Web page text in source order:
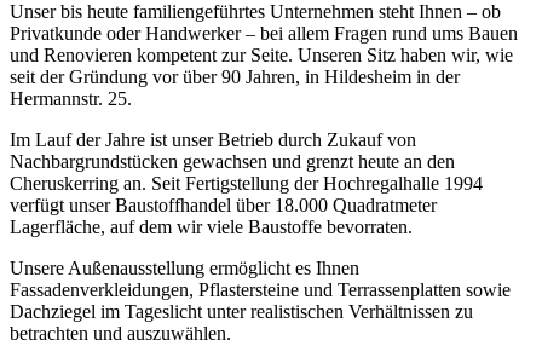
Unser bis heute familiengeführtes Unternehmen steht Ihnen – ob
Privatkunde oder Handwerker – bei allem Fragen rund ums Bauen
und Renovieren kompetent zur Seite. Unseren Sitz haben wir, wie
seit der Gründung vor über 90 Jahren, in Hildesheim in der
Hermannstr. 25.
Im Lauf der Jahre ist unser Betrieb durch Zukauf von
Nachbargrundstücken gewachsen und grenzt heute an den
Cheruskerring an. Seit Fertigstellung der Hochregalhalle 1994
verfügt unser Baustoffhandel über 18.000 Quadratmeter
Lagerfläche, auf dem wir viele Baustoffe bevorraten.
Unsere Außenausstellung ermöglicht es Ihnen
Fassadenverkleidungen, Pflastersteine und Terrassenplatten sowie
Dachziegel im Tageslicht unter realistischen Verhältnissen zu
betrachten und auszuwählen.